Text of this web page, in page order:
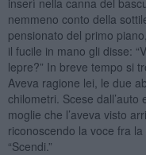
nemmeno conto della
pensionato del primo
il fucile in mano gli disse:
lepre?” In breve tempo si
Aveva ragione lei, le due
chilometri. Scese
moglie che l’aveva visto
riconoscendo la voce fra
“Scendi.”